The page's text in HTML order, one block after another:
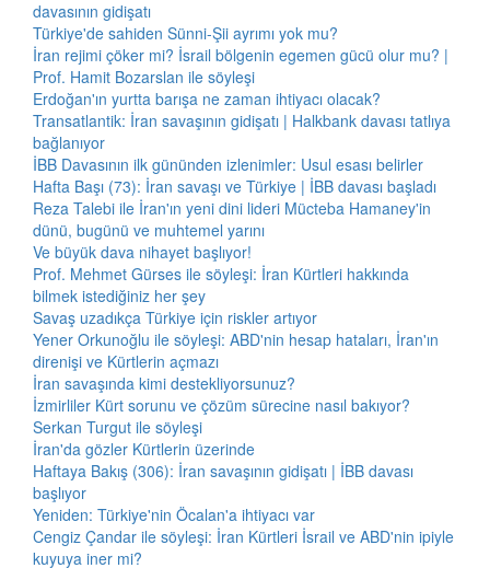
davasının gidişatı
Türkiye'de sahiden Sünni-Şii ayrımı yok mu?
İran rejimi çöker mi? İsrail bölgenin egemen gücü olur mu? |
Prof. Hamit Bozarslan ile söyleşi
Erdoğan'ın yurtta barışa ne zaman ihtiyacı olacak?
Transatlantik: İran savaşının gidişatı | Halkbank davası tatlıya
bağlanıyor
İBB Davasının ilk gününden izlenimler: Usul esası belirler
Hafta Başı (73): İran savaşı ve Türkiye | İBB davası başladı
Reza Talebi ile İran'ın yeni dini lideri Mücteba Hamaney'in
dünü, bugünü ve muhtemel yarını
Ve büyük dava nihayet başlıyor!
Prof. Mehmet Gürses ile söyleşi: İran Kürtleri hakkında
bilmek istediğiniz her şey
Savaş uzadıkça Türkiye için riskler artıyor
Yener Orkunoğlu ile söyleşi: ABD'nin hesap hataları, İran'ın
direnişi ve Kürtlerin açmazı
İran savaşında kimi destekliyorsunuz?
İzmirliler Kürt sorunu ve çözüm sürecine nasıl bakıyor?
Serkan Turgut ile söyleşi
İran'da gözler Kürtlerin üzerinde
Haftaya Bakış (306): İran savaşının gidişatı | İBB davası
başlıyor
Yeniden: Türkiye'nin Öcalan'a ihtiyacı var
Cengiz Çandar ile söyleşi: İran Kürtleri İsrail ve ABD'nin ipiyle
kuyuya iner mi?